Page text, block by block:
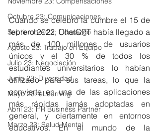
Octubre 23: Comunicaciones
Septiembre 23: Liderazgo
Agosto 23: Trabajo en Equipo
Julio 23: Negociación
Junio 23: Diversidad
Mayo 23: eLearning
Abril 23: HR Business Partner
Marzo 23: Salud Mental
Cuando se celebró la cumbre el 15 de
febrero 2022, ChatGPT había llegado a
más de 100 millones de usuarios
únicos y el 30 % de todos los
estudiantes universitarios lo habían
utilizado para sus tareas, lo que la
convierte en una de las aplicaciones
más rápidas jamás adoptadas en
general, y ciertamente en entornos
educativos. En el mundo de la